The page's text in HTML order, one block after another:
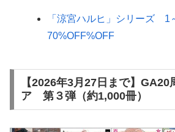
「涼宮ハルヒ」シリーズ 1
70%OFF%OFF
【2026年3月27日まで】GA20
ア 第３弾（約1,000冊）